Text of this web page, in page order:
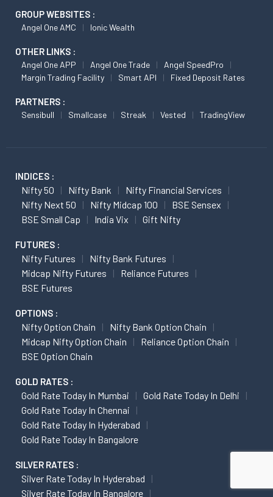
GROUP WEBSITES :
Angel One AMC Ionic Wealth
OTHER LINKS :
Angel One APP Angel One Trade
Angel SpeedPro
Margin Trading Facility
Smart API Fixed Deposit Rates
PARTNERS :
Sensibull Smallcase Streak Vested TradingView
INDICES :
Nifty 50 Nifty Bank
Nifty Financial Services
Nifty Next 50
Nifty Midcap 100
BSE Sensex
BSE Small Cap
India Vix Gift Nifty
FUTURES :
Nifty Futures
Nifty Bank Futures
Midcap Nifty Futures
Reliance Futures
BSE Futures
OPTIONS :
Nifty Option Chain
Nifty Bank Option Chain
Midcap Nifty Option Chain
Reliance Option Chain
BSE Option Chain
GOLD RATES :
Gold Rate Today In Mumbai
Gold Rate Today In Delhi
Gold Rate Today In Chennai
Gold Rate Today In Hyderabad
Gold Rate Today In Bangalore
SILVER RATES :
Silver Rate Today In Hyderabad
Silver Rate Today In Bangalore